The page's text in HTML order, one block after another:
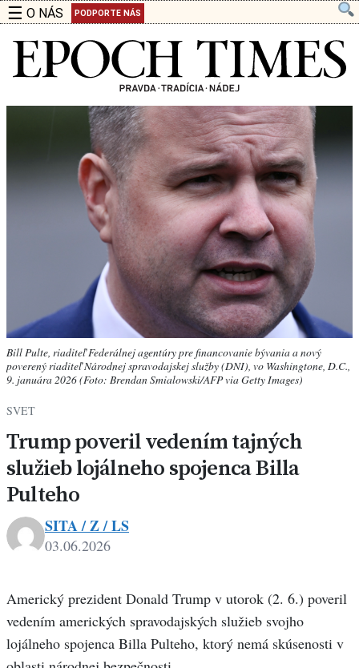
☰ O NÁS PODPORTE NÁS
Bill Pulte, riaditeľ Federálnej agentúry pre financovanie bývania a nový
poverený riaditeľ Národnej spravodajskej služby (DNI), vo Washingtone, D.C.,
9. januára 2026 (Foto: Brendan Smialowski/AFP via Getty Images)
SVET
Trump poveril vedením tajných
služieb lojálneho spojenca Billa
Pulteho
SITA / Z / LS
03.06.2026
Americký prezident Donald Trump v utorok (2. 6.) poveril
vedením amerických spravodajských služieb svojho
lojálneho spojenca Billa Pulteho, ktorý nemá skúsenosti v